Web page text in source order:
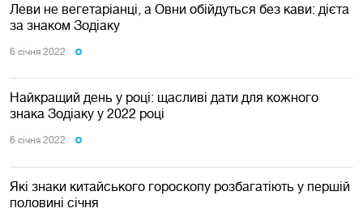
Леви не вегетаріанці, а Овни обійдуться без кави: дієта
за знаком Зодіаку
6 сiчня 2022
Найкращий день у році: щасливі дати для кожного
знака Зодіаку у 2022 році
6 сiчня 2022
Які знаки китайського гороскопу розбагатіють у першій
половині січня